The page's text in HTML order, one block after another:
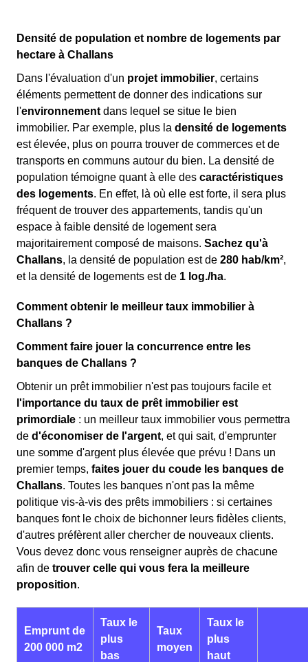
Densité de population et nombre de logements par
hectare à Challans
Dans l'évaluation d'un projet immobilier, certains
éléments permettent de donner des indications sur
l'environnement dans lequel se situe le bien
immobilier. Par exemple, plus la densité de logements
est élevée, plus on pourra trouver de commerces et de
transports en communs autour du bien. La densité de
population témoigne quant à elle des caractéristiques
des logements. En effet, là où elle est forte, il sera plus
fréquent de trouver des appartements, tandis qu'un
espace à faible densité de logement sera
majoritairement composé de maisons. Sachez qu'à
Challans, la densité de population est de 280 hab/km²,
et la densité de logements est de 1 log./ha.
Comment obtenir le meilleur taux immobilier à
Challans ?
Comment faire jouer la concurrence entre les
banques de Challans ?
Obtenir un prêt immobilier n'est pas toujours facile et
l'importance du taux de prêt immobilier est
primordiale : un meilleur taux immobilier vous permettra
de d'économiser de l'argent, et qui sait, d'emprunter
une somme d'argent plus élevée que prévu ! Dans un
premier temps, faites jouer du coude les banques de
Challans. Toutes les banques n'ont pas la même
politique vis-à-vis des prêts immobiliers : si certaines
banques font le choix de bichonner leurs fidèles clients,
d'autres préfèrent aller chercher de nouveaux clients.
Vous devez donc vous renseigner auprès de chacune
afin de trouver celle qui vous fera la meilleure
proposition.
Emprunt de
200 000 m2
Taux le
plus
bas
Taux
moyen
Taux le
plus
haut